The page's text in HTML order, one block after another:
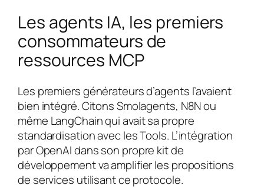
Les agents IA, les premiers
consommateurs de
ressources MCP
Les premiers générateurs d’agents l’avaient
bien intégré. Citons Smolagents, N8N ou
même LangChain qui avait sa propre
standardisation avec les Tools. L’intégration
par OpenAI dans son propre kit de
développement va amplifier les propositions
de services utilisant ce protocole.